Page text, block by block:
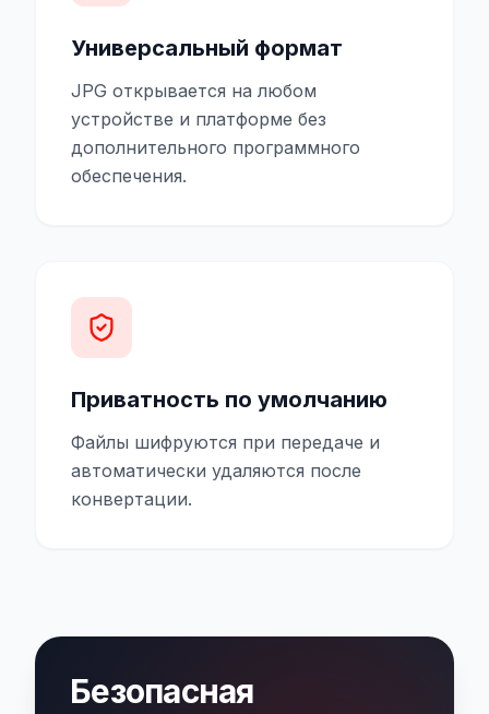
Универсальный формат
JPG открывается на любом
устройстве и платформе без
дополнительного программного
обеспечения.
Приватность по умолчанию
Файлы шифруются при передаче и
автоматически удаляются после
конвертации.
Безопасная